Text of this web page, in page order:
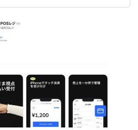
金決済は対応できる？
でのSquare POSレジの使い方は？
払い方法のカスタマイズ設定の使い
エア) POSレジの使い方まとめ【操